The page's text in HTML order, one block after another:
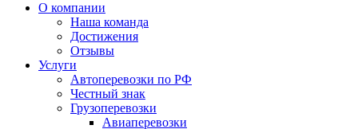
О компании
Наша команда
Достижения
Отзывы
Услуги
Автоперевозки по РФ
Честный знак
Грузоперевозки
Авиаперевозки